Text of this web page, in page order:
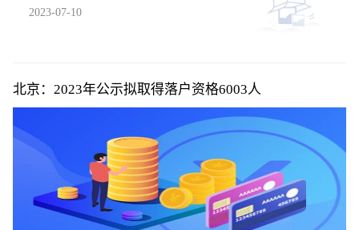
2023-07-10
北京：2023年公示拟取得落户资格6003人